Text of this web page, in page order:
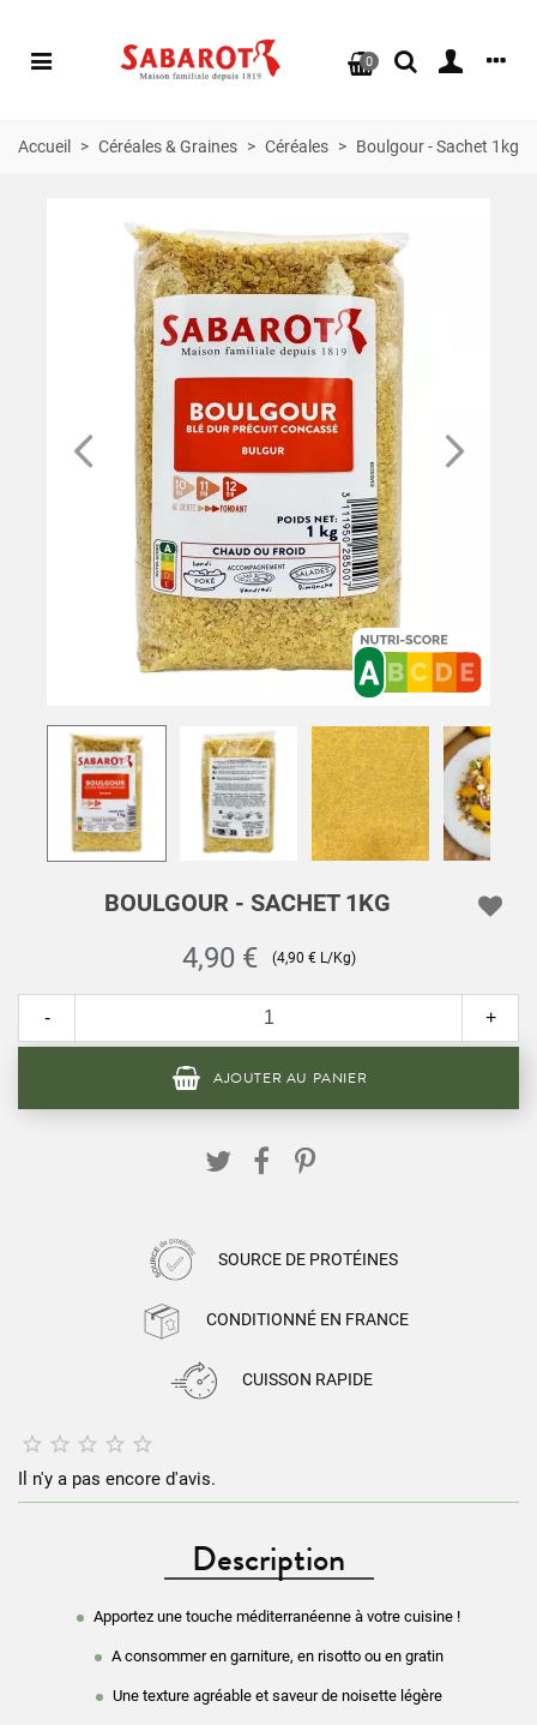
0
Accueil > Céréales & Graines > Céréales > Boulgour - Sachet 1kg
BOULGOUR - SACHET 1KG
4,90 € (4,90 € L/Kg)
- +
AJOUTER AU PANIER
SOURCE DE PROTÉINES
CONDITIONNÉ EN FRANCE
CUISSON RAPIDE
    
Il n'y a pas encore d'avis.
Description
Apportez une touche méditerranéenne à votre cuisine !
A consommer en garniture, en risotto ou en gratin
Une texture agréable et saveur de noisette légère